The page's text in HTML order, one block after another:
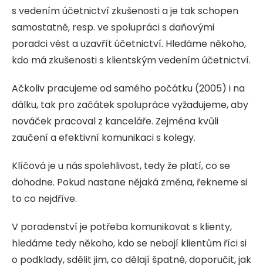
s vedením účetnictví zkušenosti a je tak schopen
samostatně, resp. ve spolupráci s daňovými
poradci vést a uzavřít účetnictví. Hledáme někoho,
kdo má zkušenosti s klientským vedením účetnictví.
Ačkoliv pracujeme od samého počátku (2005) i na
dálku, tak pro začátek spolupráce vyžadujeme, aby
nováček pracoval z kanceláře. Zejména kvůli
zaučení a efektivní komunikaci s kolegy.
Klíčová je u nás spolehlivost, tedy že platí, co se
dohodne. Pokud nastane nějaká změna, řekneme si
to co nejdříve.
V poradenství je potřeba komunikovat s klienty,
hledáme tedy někoho, kdo se nebojí klientům říci si
o podklady, sdělit jim, co dělají špatně, doporučit, jak